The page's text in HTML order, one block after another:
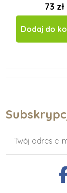
73 zł
Dodaj do